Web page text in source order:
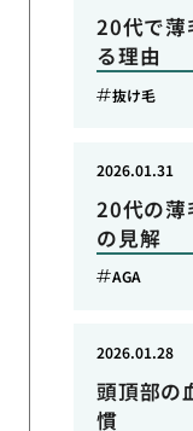
20代で薄
る理由
抜け毛
20代の薄
の見解
2026.01.31
AGA
頭頂部の
慣
2026.01.28